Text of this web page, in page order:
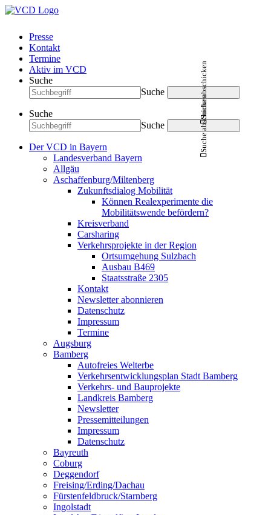
Presse
Kontakt
Termine
Aktiv im VCD
Suche
Suche
Suche abschicken
Suche
Suche
Suche abschicken
Der VCD in Bayern
Landesverband Bayern
Allgäu
Aschaffenburg/Miltenberg
Zukunftsdialog Mobilität
Können Realexperimente die
Mobilitätswende befördern?
Kreisverband
Carsharing
Verkehrsprojekte in der Region
Ortsumgehung Sulzbach
Ausbau B469
Staatsstraße 2305
Kontakt
Newsletter abonnieren
Datenschutz
Impressum
Termine
Augsburg
Bamberg
Autofreies Welterbe
Verkehrsentwicklungsplan Stadt Bamberg
Verkehrs- und Bauprojekte
Landkreis Bamberg
Newsletter
Pressemitteilungen
Impressum
Datenschutz
Bayreuth
Coburg
Deggendorf
Freising/Erding/Dachau
Fürstenfeldbruck/Starnberg
Ingolstadt